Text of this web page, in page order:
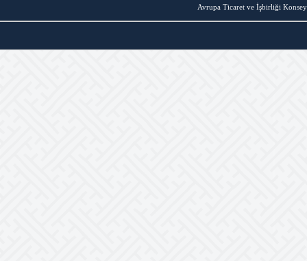
Avrupa Ticaret ve İşbirliği